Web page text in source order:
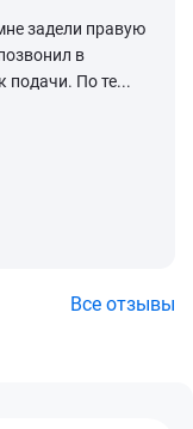
задели правую
в
подачи. По те...
Все отзывы